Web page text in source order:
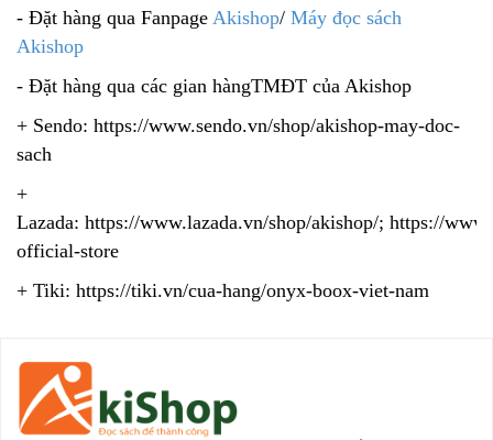
- Đặt hàng qua Fanpage Akishop/ Máy đọc sách
Akishop
- Đặt hàng qua các gian hàngTMĐT của Akishop
+ Sendo: https://www.sendo.vn/shop/akishop-may-doc-
sach
+
Lazada: https://www.lazada.vn/shop/akishop/; https://
official-store
+ Tiki: https://tiki.vn/cua-hang/onyx-boox-viet-nam